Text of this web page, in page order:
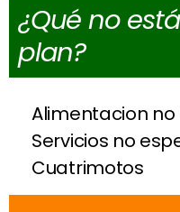
¿Qué no
plan?
Alimentacion
Servicios no
Cuatrimotos